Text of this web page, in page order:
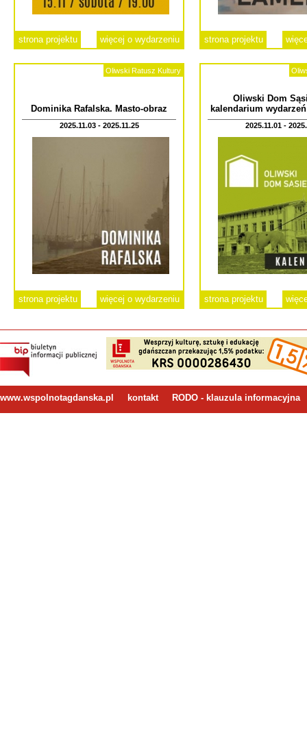
strona projektu więcej o wydarzeniu strona projektu
Oliwski Ratusz Kultury
Dominika Rafalska. Masto-obraz
2025.11.03 - 2025.11.25
strona projektu więcej o wydarzeniu
Oliwski Dom
kalendarium
2025.11.01 -
strona projektu
www.wspolnotagdanska.pl kontakt RODO - klauzula informacyjna